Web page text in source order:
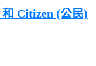
和 Citizen (公民)